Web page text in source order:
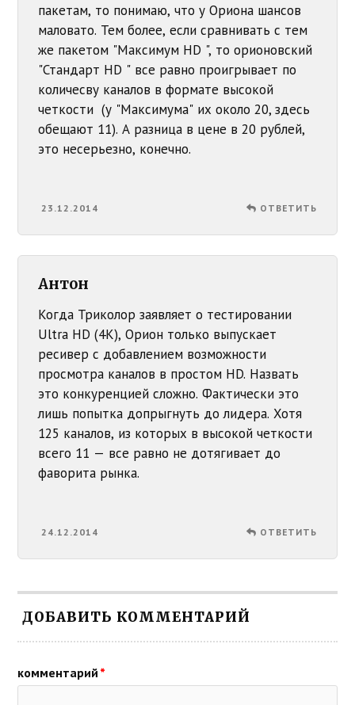
пакетам, то понимаю, что у Ориона шансов
маловато. Тем более, если сравнивать с тем
же пакетом "Максимум HD ", то орионовский
"Стандарт HD " все равно проигрывает по
количесву каналов в формате высокой
четкости (у "Максимума" их около 20, здесь
обещают 11). А разница в цене в 20 рублей,
это несерьезно, конечно.
23.12.2014 ОТВЕТИТЬ
Антон
Когда Триколор заявляет о тестировании
Ultra HD (4K), Орион только выпускает
ресивер с добавлением возможности
просмотра каналов в простом HD. Назвать
это конкуренцией сложно. Фактически это
лишь попытка допрыгнуть до лидера. Хотя
125 каналов, из которых в высокой четкости
всего 11 — все равно не дотягивает до
фаворита рынка.
24.12.2014 ОТВЕТИТЬ
ДОБАВИТЬ КОММЕНТАРИЙ
комментарий *